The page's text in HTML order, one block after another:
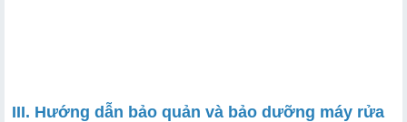
III. Hướng dẫn bảo quản và bảo dưỡng máy rửa